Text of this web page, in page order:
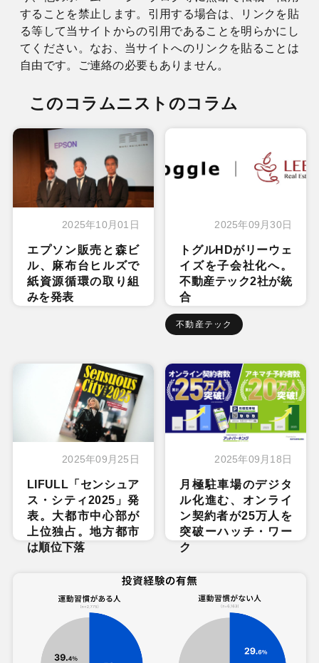
することを禁止します。引用する場合は、リンクを貼
る等して当サイトからの引用であることを明らかにし
てください。なお、当サイトへのリンクを貼ることは
自由です。ご連絡の必要もありません。
このコラムニストのコラム
2025年10月01日
エプソン販売と森ビ
ル、麻布台ヒルズで
紙資源循環の取り組
みを発表
2025年09月30日
トグルHDがリーウェ
イズを子会社化へ。
不動産テック2社が統
合
不動産テック
2025年09月25日
LIFULL「センシュア
ス・シティ2025」発
表。大都市中心部が
上位独占。地方都市
は順位下落
2025年09月18日
月極駐車場のデジタ
ル化進む、オンライ
ン契約者が25万人を
突破ーハッチ・ワー
ク